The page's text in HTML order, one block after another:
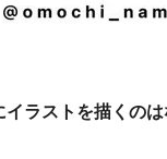
ラストを描くのは